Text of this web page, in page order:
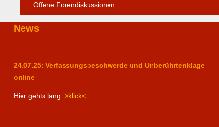
Offene Forendiskussionen
News
24.07.25: Verfassungsbeschwerde und Unberührtenklage
online
Hier gehts lang. >klick<